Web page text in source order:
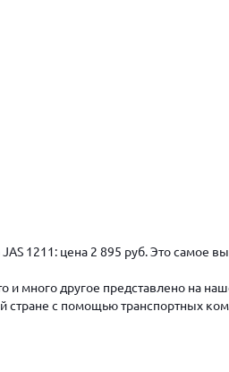
1211: цена 2 895 руб. Это самое
и много другое представлено на
с помощью транспортных